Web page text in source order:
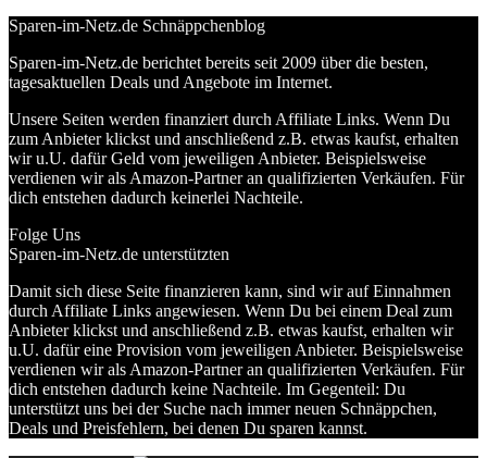
Sparen-im-Netz.de Schnäppchenblog
Sparen-im-Netz.de berichtet bereits seit 2009 über die besten,
tagesaktuellen Deals und Angebote im Internet.
Unsere Seiten werden finanziert durch Affiliate Links. Wenn Du
zum Anbieter klickst und anschließend z.B. etwas kaufst, erhalten
wir u.U. dafür Geld vom jeweiligen Anbieter. Beispielsweise
verdienen wir als Amazon-Partner an qualifizierten Verkäufen. Für
dich entstehen dadurch keinerlei Nachteile.
Folge Uns
Sparen-im-Netz.de unterstützten
Damit sich diese Seite finanzieren kann, sind wir auf Einnahmen
durch Affiliate Links angewiesen. Wenn Du bei einem Deal zum
Anbieter klickst und anschließend z.B. etwas kaufst, erhalten wir
u.U. dafür eine Provision vom jeweiligen Anbieter. Beispielsweise
verdienen wir als Amazon-Partner an qualifizierten Verkäufen. Für
dich entstehen dadurch keine Nachteile. Im Gegenteil: Du
unterstützt uns bei der Suche nach immer neuen Schnäppchen,
Deals und Preisfehlern, bei denen Du sparen kannst.